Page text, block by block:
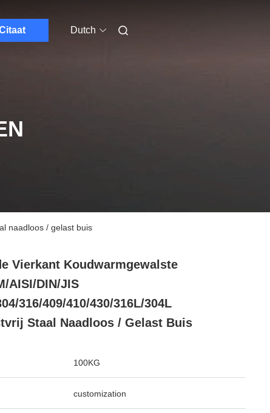
Dutch
naadloos / gelast buis
Vierkant Koudwarmgewalste
AISI/DIN/JIS
316/409/410/430/316L/304L
Staal Naadloos / Gelast Buis
100KG
customization